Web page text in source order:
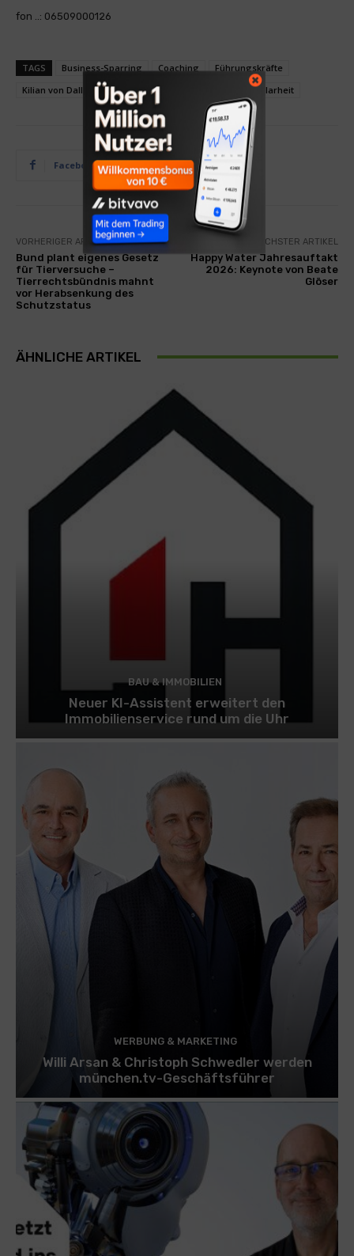
fon ..: 06509000126
TAGS Business-Sparring Coaching
Führungskräfte
Kilian von Dallwitz
kvd communication Raum für Klarheit
Facebook Twitter
VORHERIGER ARTIKEL
Bund plant eigenes Gesetz
für Tierversuche –
Tierrechtsbündnis mahnt
vor Herabsenkung des
Schutzstatus
NÄCHSTER ARTIKEL
Happy Water Jahresauftakt
2026: Keynote von Beate
Glöser
ÄHNLICHE ARTIKEL
BAU & IMMOBILIEN
Neuer KI-Assistent erweitert den
Immobilienservice rund um die Uhr
WERBUNG & MARKETING
Willi Arsan & Christoph Schwedler werden
münchen.tv-Geschäftsführer